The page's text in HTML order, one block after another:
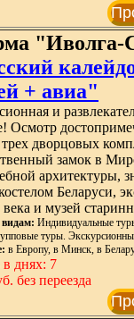
+ авиа"
и
Осмотр
дворцовых
замок в
архитектуры,
Беларуси,
и музей
видам: Индивидуальные
туры.
в Европу, в Минск, в
днях: 7
без переезда